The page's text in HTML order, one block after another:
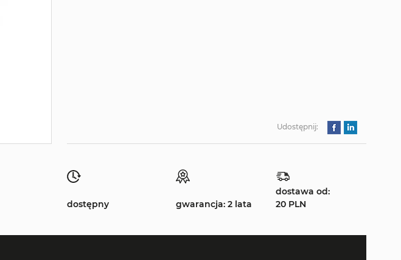
Udostępnij:
dostępny gwarancja: 2 lata
dostawa od:
20 PLN